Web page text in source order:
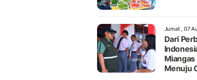
Jumat , 07
Dari
Menuju